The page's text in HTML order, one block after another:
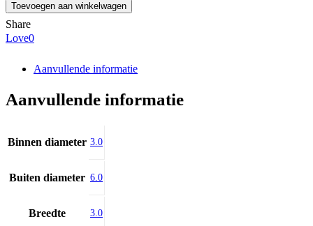
637/3-
2Z
aantal
Toevoegen aan winkelwagen
Share
Love0
Aanvullende informatie
Aanvullende informatie
Binnen diameter 3.0
Buiten diameter 6.0
Breedte 3.0